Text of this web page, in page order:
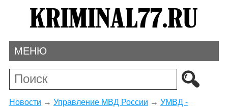
МЕНЮ
Новости → Управление МВД России → УМВД -